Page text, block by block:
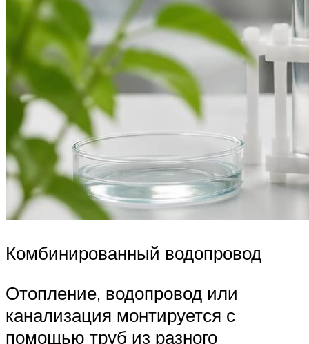
Комбинированный водопровод
Отопление, водопровод или
канализация монтируется с
помощью труб из разного